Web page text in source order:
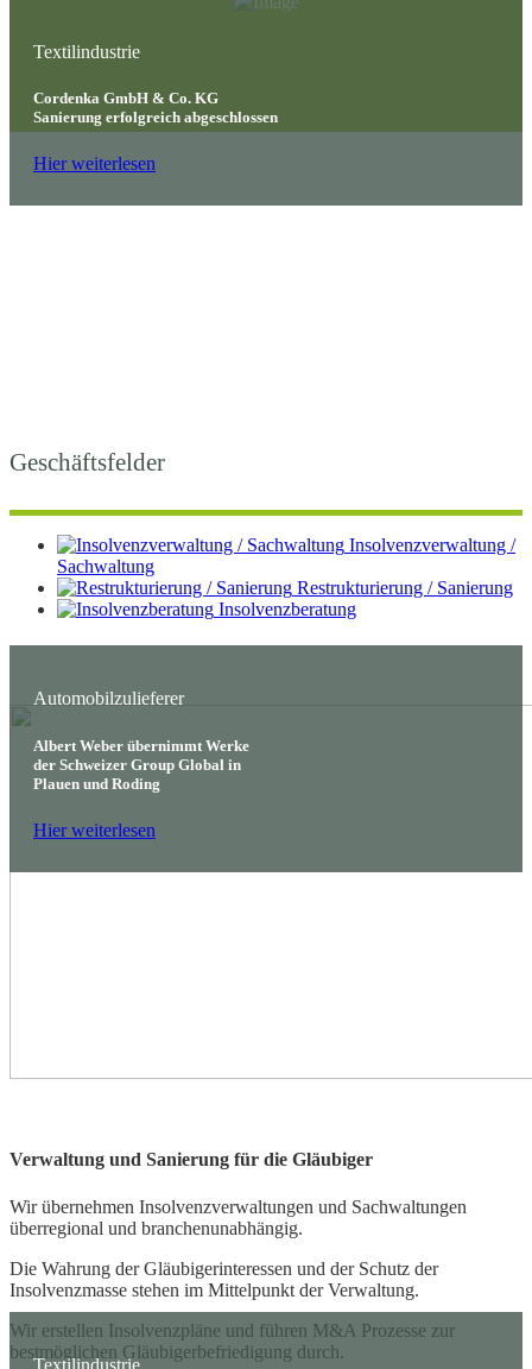
Textilindustrie
Cordenka GmbH & Co. KG
Sanierung erfolgreich abgeschlossen
Hier weiterlesen
Automobilzulieferer
Albert Weber übernimmt Werke
der Schweizer Group Global in
Plauen und Roding
Hier weiterlesen
Textilindustrie
Geschäftsfelder
Insolvenzverwaltung /
Sachwaltung
Restrukturierung / Sanierung
Insolvenzberatung
Verwaltung und Sanierung für die Gläubiger
Wir übernehmen Insolvenzverwaltungen und Sachwaltungen
überregional und branchenunabhängig.
Die Wahrung der Gläubigerinteressen und der Schutz der
Insolvenzmasse stehen im Mittelpunkt der Verwaltung.
Wir erstellen Insolvenzpläne und führen M&A Prozesse zur
bestmöglichen Gläubigerbefriedigung durch.